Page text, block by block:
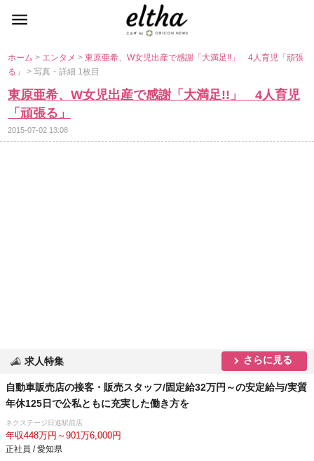
ホーム> エンタメ>東原亜希、W女児出産で感謝「大満足!!」 4人育児「頑張
る」> 写真・詳細 1枚目
東原亜希、W女児出産で感謝「大満足!!」 4人育児
「頑張る」
2015-07-02 13:08
求人特集 さらに見る
自動車販売店の接客・販売スタッフ/固定給32万円～の安定給与/実質
年休125日で公私ともに充実した働き方を
ネクステージ日進駅前店
年収448万円～901万6,000円
正社員 / 愛知県